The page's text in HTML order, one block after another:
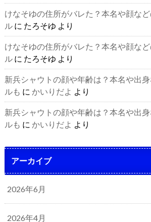
けなそゆの住所がバレた？本名や顔な
ルに たろそゆ より
けなそゆの住所がバレた？本名や顔な
ルに たろそゆ より
新兵シャウトの顔や年齢は？本名や出
ルも に かいりだよ より
新兵シャウトの顔や年齢は？本名や出
ルも に かいりだよ より
アーカイブ
2026年6月
2026年4月